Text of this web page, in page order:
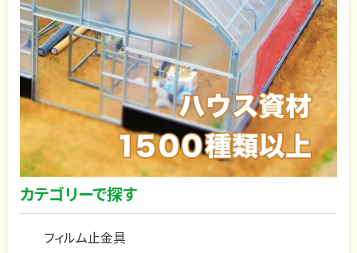
カテゴリーで探す
フィルム止金具